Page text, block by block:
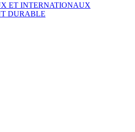
ET INTERNATIONAUX
DURABLE